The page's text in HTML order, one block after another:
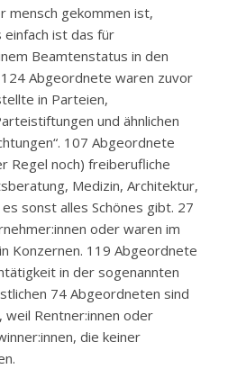
mensch gekommen ist,
ist das für
Beamtenstatus in den
Abgeordnete waren zuvor
in Parteien,
und ähnlichen
107 Abgeordnete
Regel noch) freiberufliche
Medizin, Architektur,
sonst alles Schönes gibt. 27
oder waren im
Konzernen. 119 Abgeordnete
in der sogenannten
74 Abgeordneten sind
weil Rentner:innen oder
die keiner